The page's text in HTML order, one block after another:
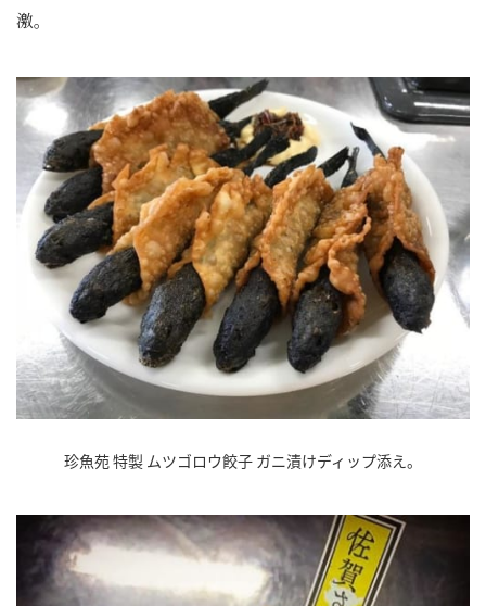
激。
珍魚苑 特製 ムツゴロウ餃子 ガニ漬けディップ添え。